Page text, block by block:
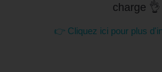
charge 👌
👉 Cliquez ici pour plus